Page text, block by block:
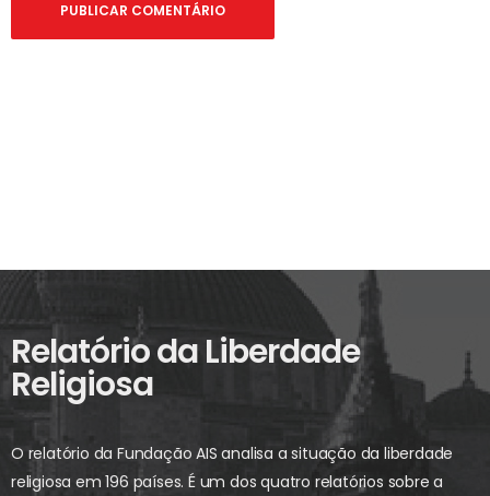
Relatório da Liberdade
Religiosa
O relatório da Fundação AIS analisa a situação da liberdade
religiosa em 196 países. É um dos quatro relatórios sobre a